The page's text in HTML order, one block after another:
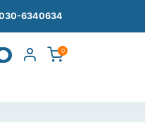
6340634
0